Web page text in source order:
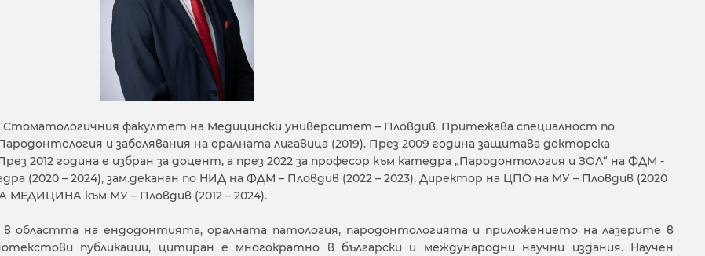
Стоматологичния факултет на Медицински университет – Пловдив. Притежава специалност по
и заболявания на оралната лигавица (2019). През 2009 година защитава докторска
2012 година е избран за доцент, а през 2022 за професор към катедра „Пародонтология и ЗОЛ“ на ФДМ -
(2020 – 2024), зам.деканан по НИД на ФДМ – Пловдив (2022 – 2023), Директор на ЦПО на МУ – Пловдив (2020
към МУ – Пловдив (2012 – 2024).
областта на ендодонтията, оралната патология, пародонтологията и приложението на лазерите в
публикации, цитиран е многократно в български и международни научни издания. Научен